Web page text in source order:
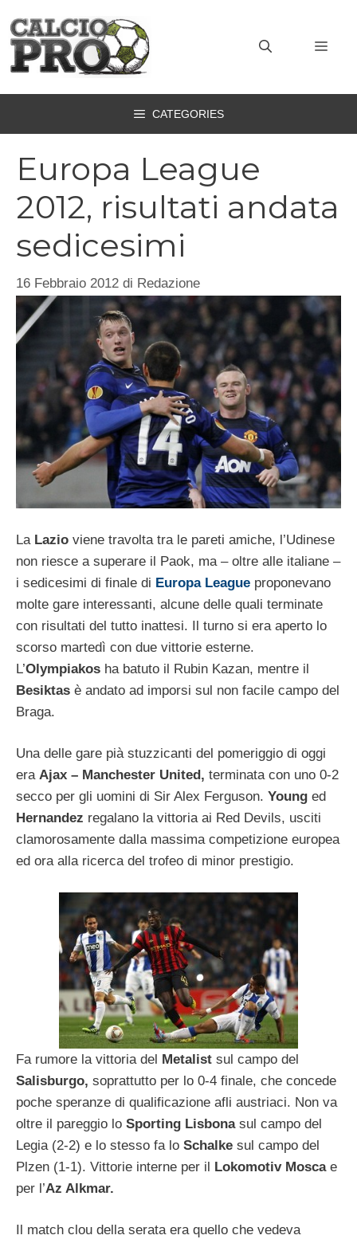
contenuto
CATEGORIES
Europa League
2012, risultati andata
sedicesimi
16 Febbraio 2012 di Redazione
La Lazio viene travolta tra le pareti amiche, l’Udinese
non riesce a superare il Paok, ma – oltre alle italiane –
i sedicesimi di finale di Europa League proponevano
molte gare interessanti, alcune delle quali terminate
con risultati del tutto inattesi. Il turno si era aperto lo
scorso martedì con due vittorie esterne.
L’Olympiakos ha batuto il Rubin Kazan, mentre il
Besiktas è andato ad imporsi sul non facile campo del
Braga.
Una delle gare pià stuzzicanti del pomeriggio di oggi
era Ajax – Manchester United, terminata con uno 0-2
secco per gli uomini di Sir Alex Ferguson. Young ed
Hernandez regalano la vittoria ai Red Devils, usciti
clamorosamente dalla massima competizione europea
ed ora alla ricerca del trofeo di minor prestigio.
Fa rumore la vittoria del Metalist sul campo del
Salisburgo, soprattutto per lo 0-4 finale, che concede
poche speranze di qualificazione afli austriaci. Non va
oltre il pareggio lo Sporting Lisbonasul campo del
Legia (2-2) e lo stesso fa lo Schalke sul campo del
Plzen (1-1). Vittorie interne per il Lokomotiv Moscae
per l’Az Alkmar.
Il match clou della serata era quello che vedeva